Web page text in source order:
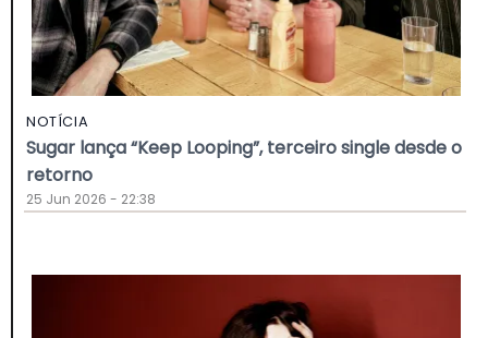
NOTÍCIA
Sugar lança “Keep Looping”, terceiro single desde o
retorno
25 Jun 2026 - 22:38